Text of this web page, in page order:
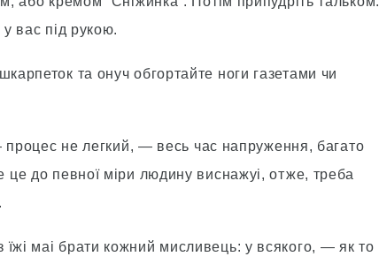
у вас пiд рукою.
та онуч обгортайте ноги газетами чи
не легкий, — весь час напруження, багато
до певної мiри людину виснажуі, отже, треба
маі брати кожний мисливець: у всякого, — як то